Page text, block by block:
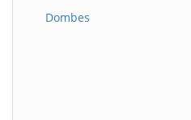
Dombes